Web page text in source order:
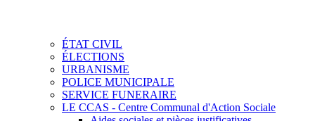
ÉTAT CIVIL
ÉLECTIONS
URBANISME
POLICE MUNICIPALE
SERVICE FUNERAIRE
LE CCAS - Centre Communal d'Action Sociale